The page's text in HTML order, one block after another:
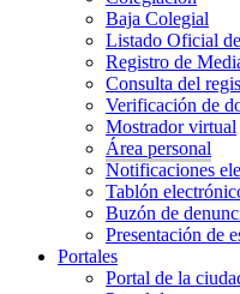
Baja Colegial
Listado Oficial
Registro de
Consulta del
Verificación de
Mostrador virtual
Área personal
Notificaciones
Tablón
Buzón de
Presentación de
Portales
Portal de la